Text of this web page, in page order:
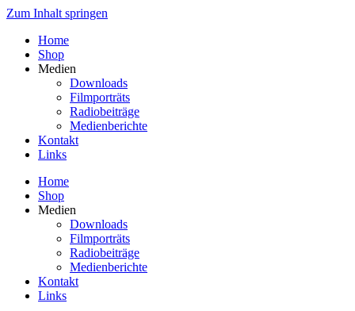
Zum Inhalt springen
Home
Shop
Medien
Downloads
Filmporträts
Radiobeiträge
Medienberichte
Kontakt
Links
Home
Shop
Medien
Downloads
Filmporträts
Radiobeiträge
Medienberichte
Kontakt
Links